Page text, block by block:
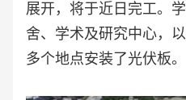
展开，将于近日完工。
舍、学术及研究中心，
多个地点安装了光伏板。